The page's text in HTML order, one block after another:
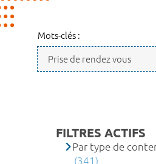
Mots-clés :
FILTRES ACTIFS
Par type de
(341)